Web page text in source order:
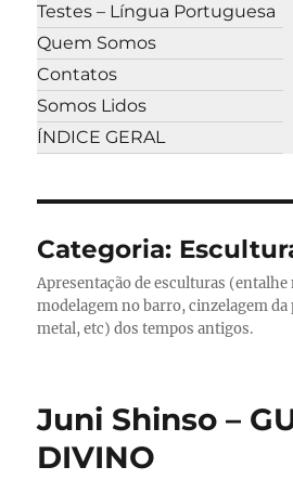
Testes – Língua Portuguesa
Quem Somos
Contatos
Somos Lidos
ÍNDICE GERAL
Categoria:
Apresentação de esculturas (entalhe
modelagem no barro, cinzelagem
metal, etc) dos tempos antigos.
Juni Shinso –
DIVINO